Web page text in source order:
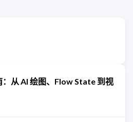
从 AI 绘图、Flow State 到视